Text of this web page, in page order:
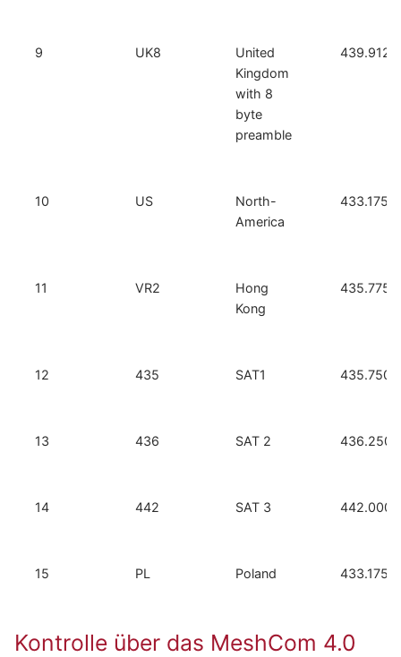
9 UK8
United
Kingdom
with 8
byte
preamble
439.9125
10 US
North-
America
433.175
11 VR2
Hong
Kong
435.775
12 435 SAT1 435.750
13 436 SAT 2 436.250
14 442 SAT 3 442.000
15 PL Poland 433.175
Kontrolle über das MeshCom 4.0